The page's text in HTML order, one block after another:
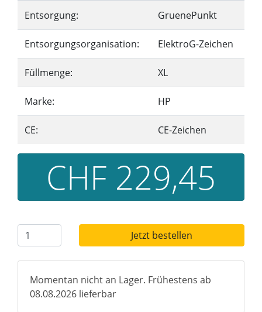
Entsorgung: GruenePunkt
Entsorgungsorganisation: ElektroG-Zeichen
Füllmenge: XL
Marke: HP
CE: CE-Zeichen
CHF 229,45
Jetzt bestellen
Momentan nicht an Lager. Frühestens ab
08.08.2026 lieferbar